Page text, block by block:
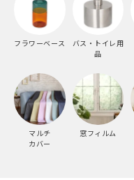
フラワーベース
バス・トイレ用
品
マルチ
カバー
窓フィルム